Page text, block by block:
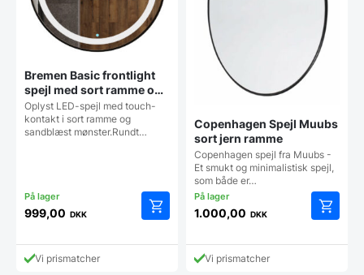
Bremen Basic frontlight
spejl med sort ramme og
Touch sensor – Flere
Størrelser
Oplyst LED-spejl med touch-
kontakt i sort ramme og
sandblæst mønster.Rundt…
999,00 DKK
vare
Vi prismatcher
Copenhagen Spejl Muubs
sort jern ramme
Copenhagen spejl fra Muubs -
Et smukt og minimalistisk spejl,
som både er…
1.000,00 DKK
vare
Vi prismatcher